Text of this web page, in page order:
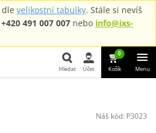
velikostní tabulky. Stále si nevíš
+420 491 007 007 nebo info@ixs-
Hledat Účet
0
Košík Menu
Náš kód: P3023